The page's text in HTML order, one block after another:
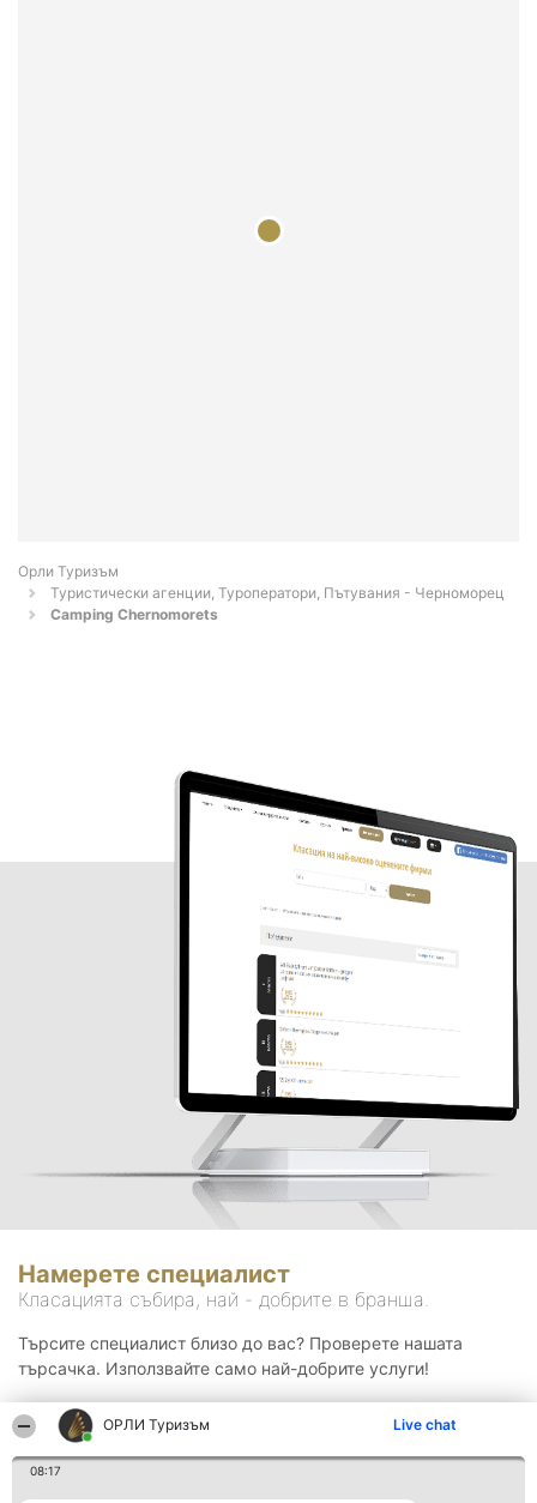
ОРЛИ Туризъм Live chat
08:17
Орли Туризъм
Туристически агенции, Туроператори, Пътувания - Черноморец
Camping Chernomorets
Намерете специалист
Класацията събира, най - добрите в бранша.
Търсите специалист близо до вас? Проверете нашата
търсачка. Използвайте само най-добрите услуги!